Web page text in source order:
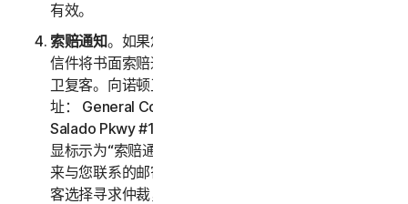
有效。
索赔通知。如果您选择寻求仲裁，则必须首先通过挂号
信件将书面索赔通知（以下称“
卫复客。向诺顿卫复客寄送的索赔通知应发送至以下地
址： General Counsel, Gen Digital Inc., 60 Rio
Salado Pkwy #1000, Tempe AZ 85281，且标题应明
显标示为“索赔通知”。索赔通知中应提供诺顿卫复客用
来与您联系的邮寄地址和电子邮件地址。如果诺顿卫复
客选择寻求仲裁，它会通过挂号信件将书面索赔通知寄